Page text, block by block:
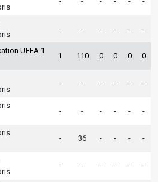
- - - - - -
UEFA 1
1 110 0 0 0 0
- - - - - -
- - - - - -
- 36 - - - -
- - - - - -